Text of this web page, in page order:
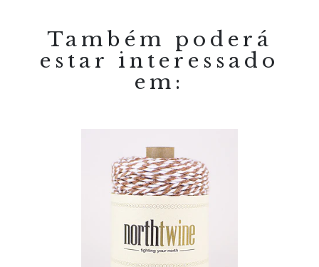
Também poderá
estar interessado
em: